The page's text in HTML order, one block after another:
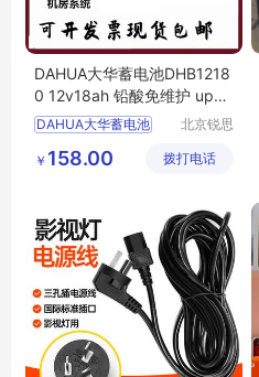
DAHUA大华蓄电池DHB1218
0 12v18ah 铅酸免维护 ups
不间断电源 正品
DAHUA大华蓄电池
铅酸免维护
北京锐思
技有限公
￥ 158.00 拨打电话